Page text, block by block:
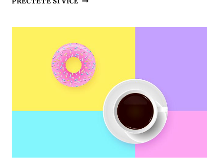
SLADKOST
SLADKÝCH
STAROSTÍ!